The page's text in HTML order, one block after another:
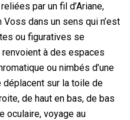
par un fil d’Ariane,
dans un sens qui n’est
ou figuratives se
à des espaces
ou nimbés d’une
sur la toile de
de haut en bas, de bas
oculaire, voyage au